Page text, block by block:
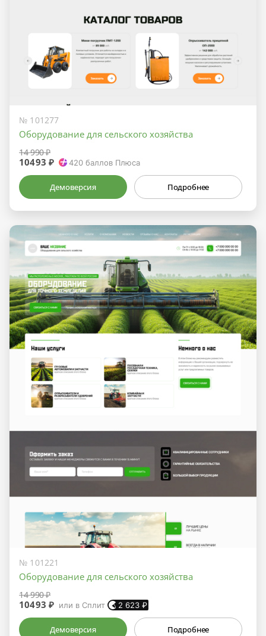
№ 101277
Оборудование для сельского хозяйства
14 990 ₽
10493 ₽ 420 баллов Плюса
Демоверсия Подробнее
№ 101221
Оборудование для сельского хозяйства
14 990 ₽
10493 ₽ или в Сплит 2 623 ₽
Демоверсия Подробнее